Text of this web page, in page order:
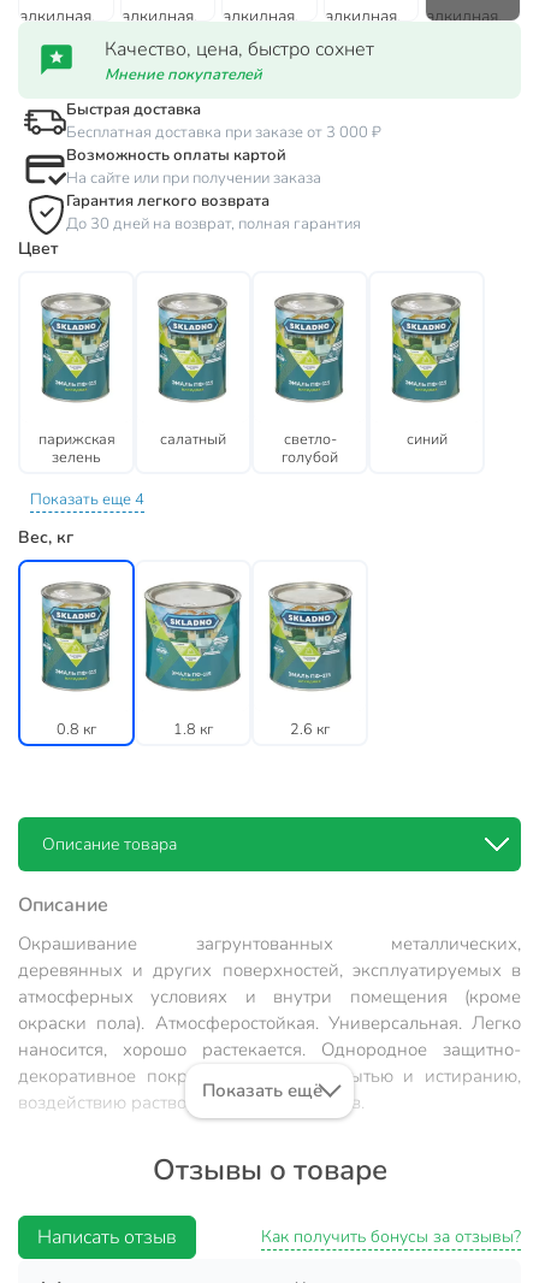
Качество, цена, быстро сохнет
Мнение покупателей
Быстрая доставка
Бесплатная доставка при заказе от 3 000 ₽
Возможность оплаты картой
На сайте или при получении заказа
Гарантия легкого возврата
До 30 дней на возврат, полная гарантия
Цвет
парижская
зелень
салатный
светло-
голубой
синий
Показать еще 4
Вес, кг
0.8 кг 1.8 кг 2.6 кг
Описание товара
Описание
Окрашивание загрунтованных металлических,
деревянных и других поверхностей, эксплуатируемых в
атмосферных условиях и внутри помещения (кроме
окраски пола). Атмосферостойкая. Универсальная. Легко
наносится, хорошо растекается. Однородное защитно-
декоративное покрытие, стойкое к мытью и истиранию,
воздействию растворов моющих средств.
растворитель, вспомогательные добавки.
Растворитель:Сольвент, уайт-спирит.
Подготовка поверхности:
Показать ещё
Отзывы о товаре
Написать отзыв Как получить бонусы за отзывы?